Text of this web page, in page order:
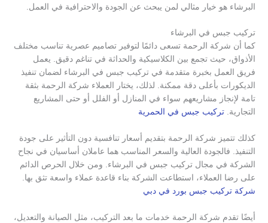
البرشاء هو خيار مثالي لمن يبحث عن الجودة والاحترافية في العمل.
تركيب جبس في البرشاء
كما أن شركة الرحمة تسعى دائمًا لتوفير تصاميم عصرية تناسب مختلف
الأذواق، حيث تجمع بين الكلاسيكية والحداثة في تناغم دقيق. يعمل
فريق العمل بخبرة متقدمة في تركيب جبس في البرشاء لضمان تنفيذ
الديكورات بأعلى دقة ممكنة. لذلك، يختار العملاء شركة الرحمة بثقة
تامة لإنجاز مشاريعهم سواء في المنازل أو الفلل أو حتى المشاريع
التجارية.تركيب جبس في الحمرية
كذلك تتميز شركة الرحمة بتقديم أسعار تنافسية دون التأثير على جودة
التنفيذ. فالجودة العالية والسعر المناسب هما عاملان أساسيان في نجاح
الشركة في مجال تركيب جبس في البرشاء. ومن خلال الحرص الدائم
على رضا العملاء، استطاعت الشركة بناء قاعدة عملاء واسعة تثق بها.
شركة تركيب جبس بورد في دبي
أيضًا تقدم شركة الرحمة خدمات ما بعد التركيب، مثل الصيانة والتعديل،